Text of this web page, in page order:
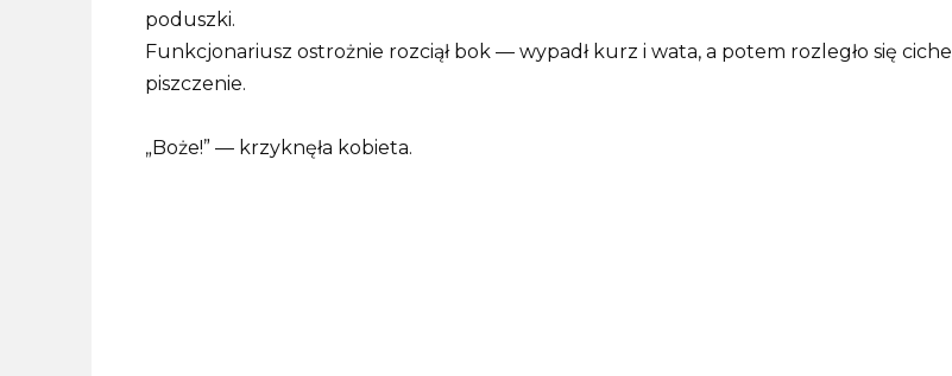
poduszki.
Funkcjonariusz ostrożnie rozciął bok — wypadł kurz i wata, a potem rozległo się ciche
piszczenie.
„Boże!” — krzyknęła kobieta.